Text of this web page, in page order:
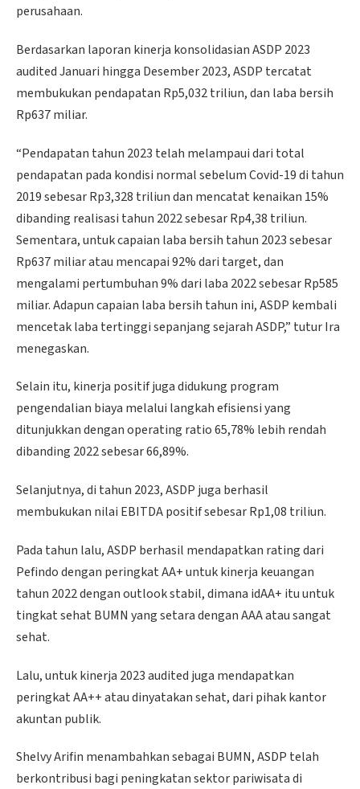
perusahaan.
Berdasarkan laporan kinerja konsolidasian ASDP 2023
audited Januari hingga Desember 2023, ASDP tercatat
membukukan pendapatan Rp5,032 triliun, dan laba bersih
Rp637 miliar.
“Pendapatan tahun 2023 telah melampaui dari total
pendapatan pada kondisi normal sebelum Covid-19 di tahun
2019 sebesar Rp3,328 triliun dan mencatat kenaikan 15%
dibanding realisasi tahun 2022 sebesar Rp4,38 triliun.
Sementara, untuk capaian laba bersih tahun 2023 sebesar
Rp637 miliar atau mencapai 92% dari target, dan
mengalami pertumbuhan 9% dari laba 2022 sebesar Rp585
miliar. Adapun capaian laba bersih tahun ini, ASDP kembali
mencetak laba tertinggi sepanjang sejarah ASDP,” tutur Ira
menegaskan.
Selain itu, kinerja positif juga didukung program
pengendalian biaya melalui langkah efisiensi yang
ditunjukkan dengan operating ratio 65,78% lebih rendah
dibanding 2022 sebesar 66,89%.
Selanjutnya, di tahun 2023, ASDP juga berhasil
membukukan nilai EBITDA positif sebesar Rp1,08 triliun.
Pada tahun lalu, ASDP berhasil mendapatkan rating dari
Pefindo dengan peringkat AA+ untuk kinerja keuangan
tahun 2022 dengan outlook stabil, dimana idAA+ itu untuk
tingkat sehat BUMN yang setara dengan AAA atau sangat
sehat.
Lalu, untuk kinerja 2023 audited juga mendapatkan
peringkat AA++ atau dinyatakan sehat, dari pihak kantor
akuntan publik.
Shelvy Arifin menambahkan sebagai BUMN, ASDP telah
berkontribusi bagi peningkatan sektor pariwisata di